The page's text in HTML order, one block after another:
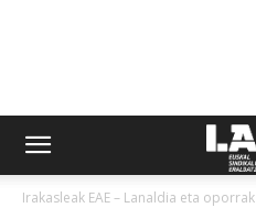
Irakasleak EAE – Lanaldia eta oporrak